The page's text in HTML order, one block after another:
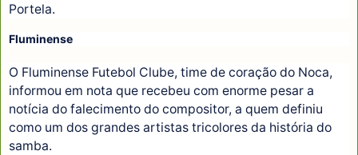
Portela.
Fluminense
O Fluminense Futebol Clube, time de coração do Noca,
informou em nota que recebeu com enorme pesar a
notícia do falecimento do compositor, a quem definiu
como um dos grandes artistas tricolores da história do
samba.